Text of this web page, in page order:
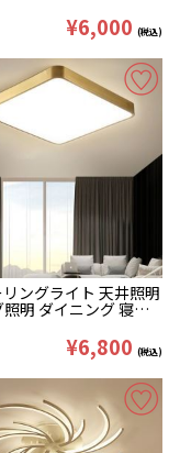
¥6,000 (税込)
ングライト 天井照明
照明 ダイニング 寝室
¥6,800 (税込)